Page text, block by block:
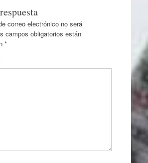
correo electrónico no será
campos obligatorios están
*